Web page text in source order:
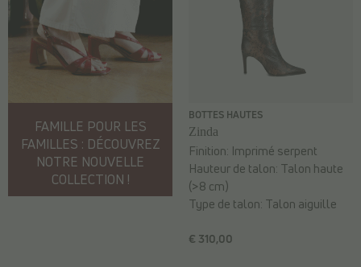
FAMILLE POUR LES
FAMILLES : DÉCOUVREZ
NOTRE NOUVELLE
COLLECTION !
BOTTES HAUTES
Zinda
€ 310,00
Finition: Imprimé serpent
Hauteur de talon: Talon haute
(>8 cm)
Type de talon: Talon aiguille